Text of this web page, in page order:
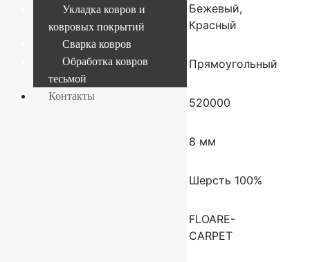
Цвет ковра
Бежевый,
Красный
Форма Прямоугольный
Плотность 520000
8 мм
Шерсть 100%
FLOARE-
CARPET
Укладка ковров и
ковровых покрытий
Сварка ковров
Обработка ковров
тесьмой
Контакты